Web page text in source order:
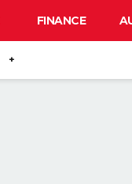
FINANCE
+